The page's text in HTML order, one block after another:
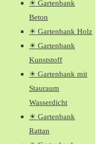
☀ Gartenbank
Beton
☀ Gartenbank Holz
☀ Gartenbank
Kunststoff
☀ Gartenbank mit
Stauraum
Wasserdicht
☀ Gartenbank
Rattan